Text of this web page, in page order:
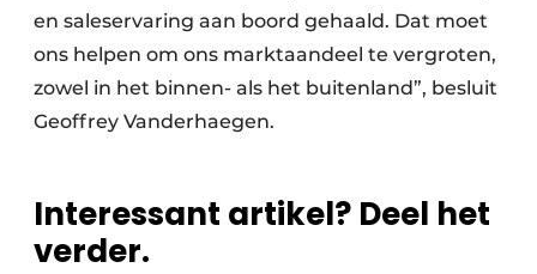
en saleservaring aan boord gehaald. Dat moet
ons helpen om ons marktaandeel te vergroten,
zowel in het binnen- als het buitenland”, besluit
Geoffrey Vanderhaegen.
Interessant artikel? Deel het
verder.